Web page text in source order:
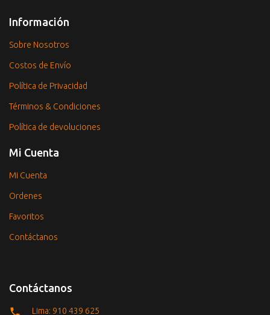
Información
Sobre Nosotros
Costos de Envío
Política de Privacidad
Términos & Condiciones
Política de devoluciones
Mi Cuenta
Mi Cuenta
Ordenes
Favoritos
Contáctanos
Contáctanos
Lima: 910 439 625